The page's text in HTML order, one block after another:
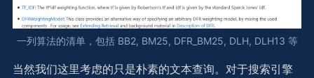
一列算法的清单，包括 BB2, BM25, DFR_BM25, DLH, DLH13 等
当然我们这里考虑的只是朴素的文本查询。对于搜索引擎